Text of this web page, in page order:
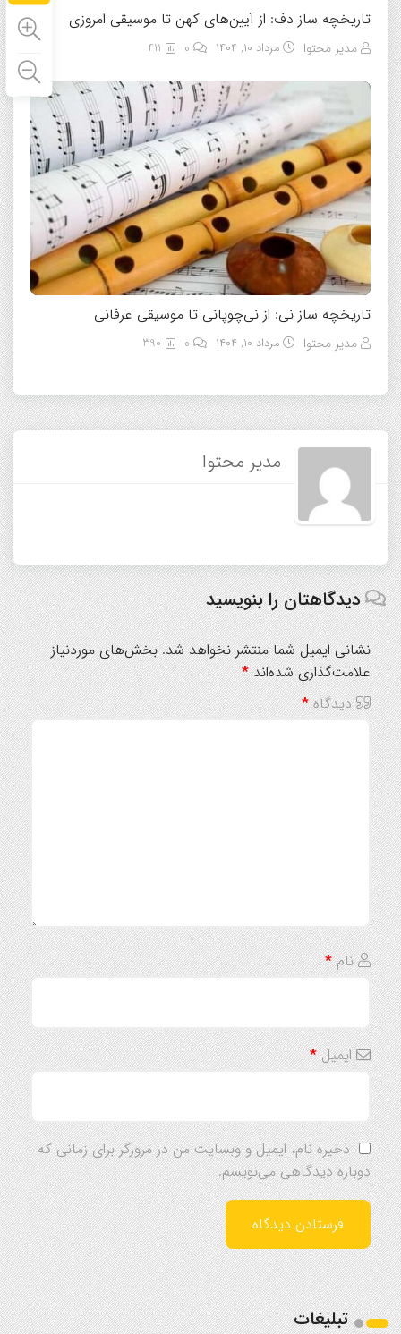
تاریخچه ساز دف: از آیین‌های کهن تا موسیقی امروزی
مدیر محتوا مرداد ۱۰, ۱۴۰۴ 411
تاریخچه ساز نی: از نی‌چوپانی تا موسیقی عرفانی
مدیر محتوا مرداد ۱۰, ۱۴۰۴ 390
مدیر محتوا
دیدگاهتان را بنویسید
نشانی ایمیل شما منتشر نخواهد شد. بخش‌های موردنیاز
علامت‌گذاری شده‌اند*
دیدگاه*
نام*
ایمیل*
ذخیره نام، ایمیل و وبسایت من در مرورگر برای زمانی که
دوباره دیدگاهی می‌نویسم.
تبلیغات